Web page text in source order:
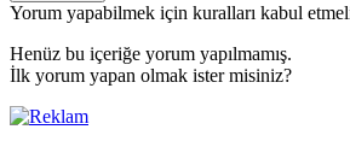
Yorum yapabilmek için kuralları kabul
Henüz bu içeriğe yorum yapılmamış.
İlk yorum yapan olmak ister misiniz?